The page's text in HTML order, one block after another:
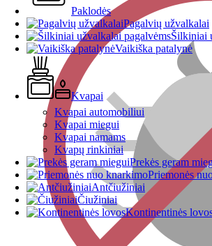
Paklodės
Pagalvių užvalkalai
Šilkiniai
Vaikiška patalynė
Kvapai
Kvapai automobiliui
Kvapai miegui
Kvapai namams
Kvapų rinkiniai
Prekės geram
Priemonės
Antčiužiniai
Čiužiniai
Kontinentinės